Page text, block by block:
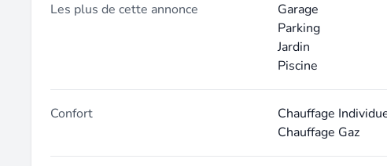
Les plus de cette annonce
Garage
Parking
Jardin
Piscine
Confort
Chauffage
Chauffage Gaz